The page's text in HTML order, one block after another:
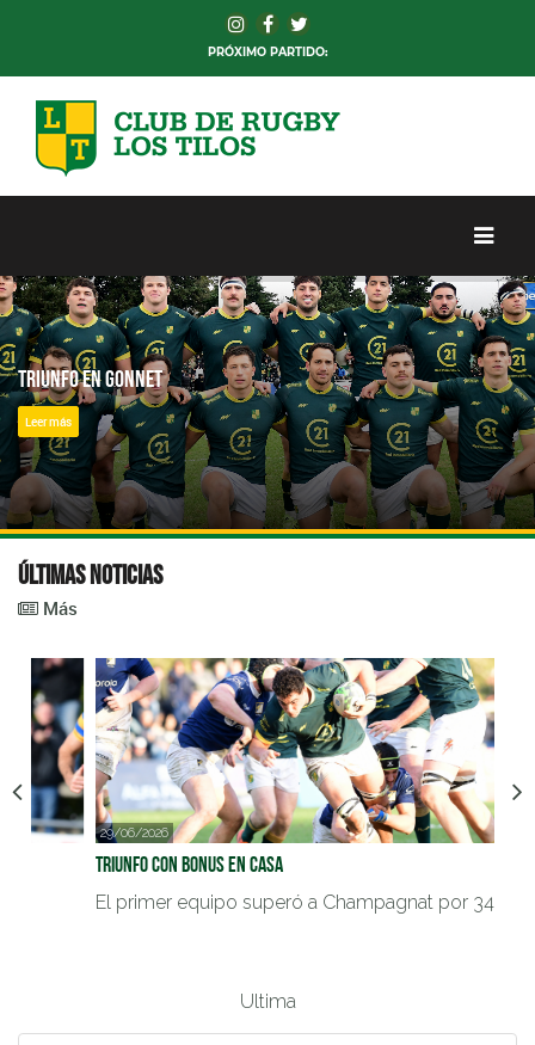
PRÓXIMO PARTIDO:
Triunfo en Gonnet
Leer más
Últimas noticias
Más
29/06/2026
Triunfo con bonus en casa
El primer equipo superó a Champagnat por 34 a 29
Ultima